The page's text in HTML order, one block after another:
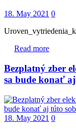
18. May 2021 0
Read more
Bezplatný zber
sa bude konať
18. May 2021 0